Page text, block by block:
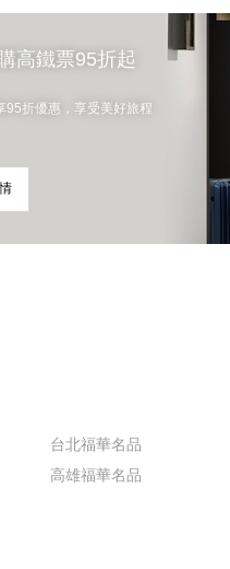
高鐵票95折起
95折優惠，享受美好旅程
台北福華名品
高雄福華名品